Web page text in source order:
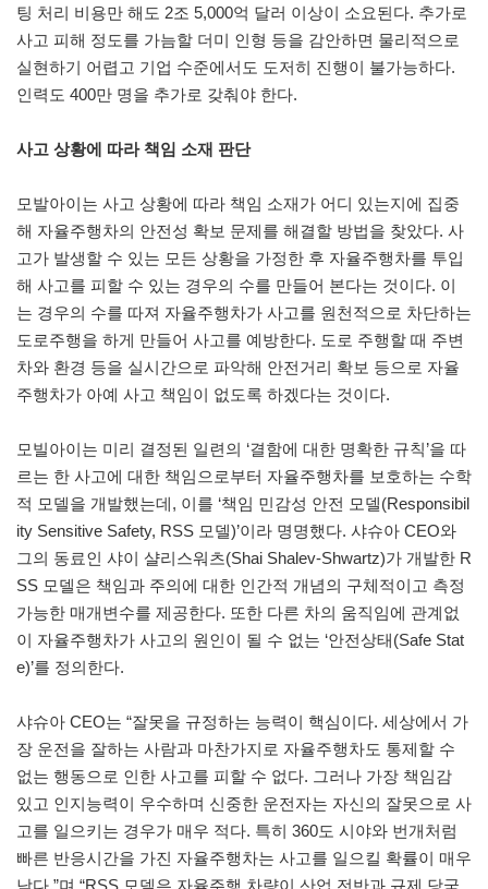
팅 처리 비용만 해도 2조 5,000억 달러 이상이 소요된다. 추가로
사고 피해 정도를 가늠할 더미 인형 등을 감안하면 물리적으로
실현하기 어렵고 기업 수준에서도 도저히 진행이 불가능하다.
인력도 400만 명을 추가로 갖춰야 한다.
사고 상황에 따라 책임 소재 판단
모발아이는 사고 상황에 따라 책임 소재가 어디 있는지에 집중
해 자율주행차의 안전성 확보 문제를 해결할 방법을 찾았다. 사
고가 발생할 수 있는 모든 상황을 가정한 후 자율주행차를 투입
해 사고를 피할 수 있는 경우의 수를 만들어 본다는 것이다. 이
는 경우의 수를 따져 자율주행차가 사고를 원천적으로 차단하는
도로주행을 하게 만들어 사고를 예방한다. 도로 주행할 때 주변
차와 환경 등을 실시간으로 파악해 안전거리 확보 등으로 자율
주행차가 아예 사고 책임이 없도록 하겠다는 것이다.
모빌아이는 미리 결정된 일련의 ‘결함에 대한 명확한 규칙’을 따
르는 한 사고에 대한 책임으로부터 자율주행차를 보호하는 수학
적 모델을 개발했는데, 이를 ‘책임 민감성 안전 모델(Responsibil
ity Sensitive Safety, RSS 모델)’이라 명명했다. 샤슈아 CEO와
그의 동료인 샤이 샬리스워츠(Shai Shalev-Shwartz)가 개발한 R
SS 모델은 책임과 주의에 대한 인간적 개념의 구체적이고 측정
가능한 매개변수를 제공한다. 또한 다른 차의 움직임에 관계없
이 자율주행차가 사고의 원인이 될 수 없는 ‘안전상태(Safe Stat
e)’를 정의한다.
샤슈아 CEO는 “잘못을 규정하는 능력이 핵심이다. 세상에서 가
장 운전을 잘하는 사람과 마찬가지로 자율주행차도 통제할 수
없는 행동으로 인한 사고를 피할 수 없다. 그러나 가장 책임감
있고 인지능력이 우수하며 신중한 운전자는 자신의 잘못으로 사
고를 일으키는 경우가 매우 적다. 특히 360도 시야와 번개처럼
빠른 반응시간을 가진 자율주행차는 사고를 일으킬 확률이 매우
낮다.”며 “RSS 모델은 자율주행 차량이 산업 전반과 규제 당국